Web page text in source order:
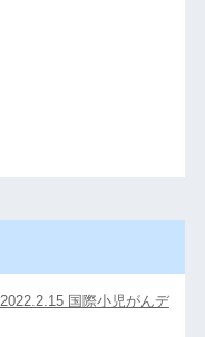
2022.2.15 国際小児がんデ